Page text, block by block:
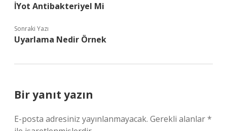
İYot Antibakteriyel Mi
Sonraki Yazı
Uyarlama Nedir Örnek
Bir yanıt yazın
E-posta adresiniz yayınlanmayacak. Gerekli alanlar*